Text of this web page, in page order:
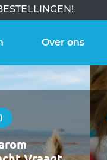
Over ons